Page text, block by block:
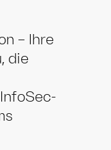
– Ihre
die